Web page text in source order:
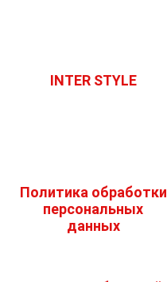
INTER STYLE
Политика обработки
персональных
данных